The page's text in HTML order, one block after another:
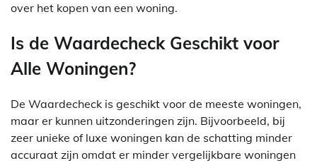
over het kopen van een woning.
Is de Waardecheck Geschikt voor
Alle Woningen?
De Waardecheck is geschikt voor de meeste woningen,
maar er kunnen uitzonderingen zijn. Bijvoorbeeld, bij
zeer unieke of luxe woningen kan de schatting minder
accuraat zijn omdat er minder vergelijkbare woningen